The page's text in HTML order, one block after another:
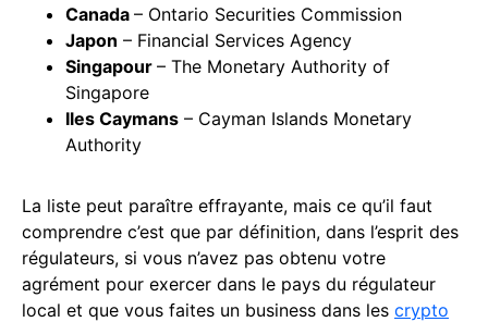
Canada – Ontario Securities Commission
Japon – Financial Services Agency
Singapour – The Monetary Authority of
Singapore
Iles Caymans – Cayman Islands Monetary
Authority
La liste peut paraître effrayante, mais ce qu’il faut
comprendre c’est que par définition, dans l’esprit des
régulateurs, si vous n’avez pas obtenu votre
agrément pour exercer dans le pays du régulateur
local et que vous faites un business dans les crypto